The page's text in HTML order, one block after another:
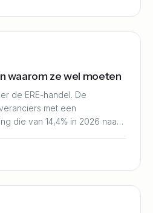
waarom ze wel moeten
de ERE-handel. De
met een
die van 14,4% in 2026 naar